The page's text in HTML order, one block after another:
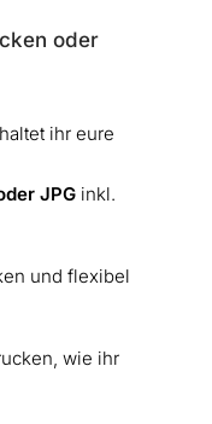
oder
ihr eure
JPGinkl.
und flexibel
wie ihr